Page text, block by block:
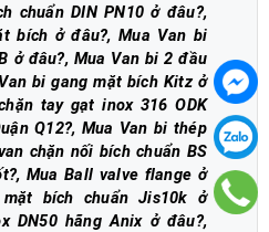
chuẩn DIN PN10 ở đâu?,
bích ở đâu?, Mua Van bi
ở đâu?, Mua Van bi 2 đầu
bi gang mặt bích Kitz ở
tay gạt inox 316 ODK
Q12?, Mua Van bi thép
chặn nối bích chuẩn BS
Mua Ball valve flange ở
bích chuẩn Jis10k ở
DN50 hãng Anix ở đâu?,